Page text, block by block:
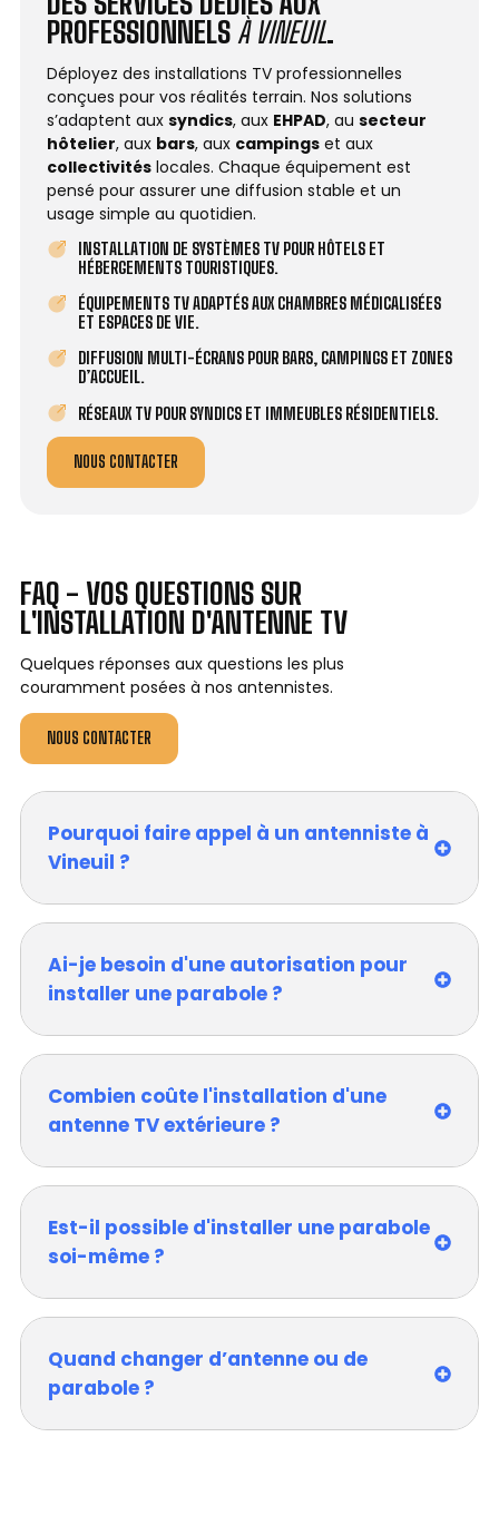
PROFESSIONNELS À VINEUIL.
Déployez des installations TV professionnelles
conçues pour vos réalités terrain. Nos solutions
s’adaptent aux syndics, aux EHPAD, au secteur
hôtelier, aux bars, aux campings et aux
collectivités locales. Chaque équipement est
pensé pour assurer une diffusion stable et un
usage simple au quotidien.
INSTALLATION DE SYSTÈMES TV POUR HÔTELS ET
HÉBERGEMENTS TOURISTIQUES.
ÉQUIPEMENTS TV ADAPTÉS AUX CHAMBRES MÉDICALISÉES
ET ESPACES DE VIE.
DIFFUSION MULTI-ÉCRANS POUR BARS, CAMPINGS ET ZONES
D’ACCUEIL.
RÉSEAUX TV POUR SYNDICS ET IMMEUBLES RÉSIDENTIELS.
NOUS CONTACTER
FAQ - VOS QUESTIONS SUR
L'INSTALLATION D'ANTENNE TV
Quelques réponses aux questions les plus
couramment posées à nos antennistes.
NOUS CONTACTER
Pourquoi faire appel à un antenniste à
Vineuil ?
Ai-je besoin d'une autorisation pour
installer une parabole ?
Combien coûte l'installation d'une
antenne TV extérieure ?
Est-il possible d'installer une parabole
soi-même ?
Quand changer d’antenne ou de
parabole ?